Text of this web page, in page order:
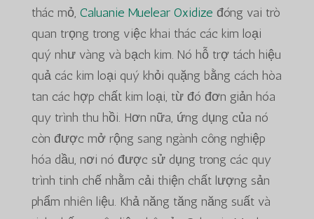
thác mỏ, Caluanie Muelear Oxidize đóng vai trò
quan trọng trong việc khai thác các kim loại
quý như vàng và bạch kim. Nó hỗ trợ tách hiệu
quả các kim loại quý khỏi quặng bằng cách hòa
tan các hợp chất kim loại, từ đó đơn giản hóa
quy trình thu hồi. Hơn nữa, ứng dụng của nó
còn được mở rộng sang ngành công nghiệp
hóa dầu, nơi nó được sử dụng trong các quy
trình tinh chế nhằm cải thiện chất lượng sản
phẩm nhiên liệu. Khả năng tăng năng suất và